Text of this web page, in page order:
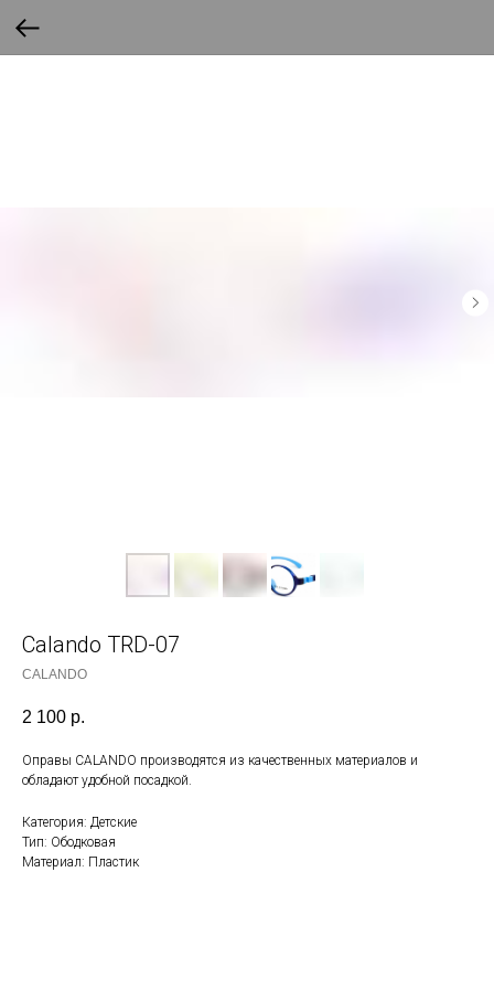
Calando TRD-07
CALANDO
2 100 р.
Оправы CALANDO производятся из качественных материалов и
обладают удобной посадкой.
Категория: Детские
Тип: Ободковая
Материал: Пластик